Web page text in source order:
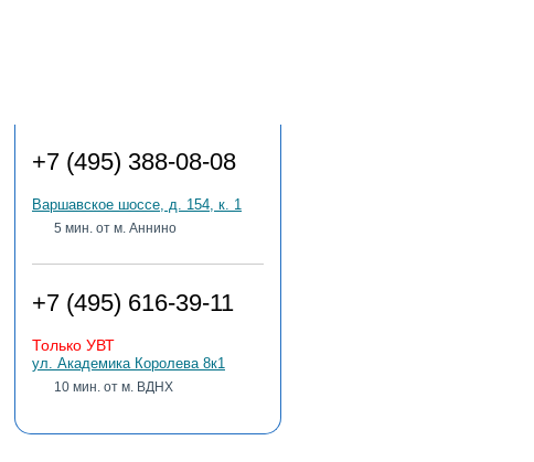
+7 (495) 388-08-08
Варшавское шоссе, д. 154, к. 1
5 мин. от м. Аннино
+7 (495) 616-39-11
Только УВТ
ул. Академика Королева 8к1
10 мин. от м. ВДНХ